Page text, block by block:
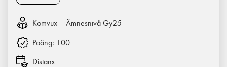
Komvux – Ämnesnivå Gy25
Poäng: 100
Distans